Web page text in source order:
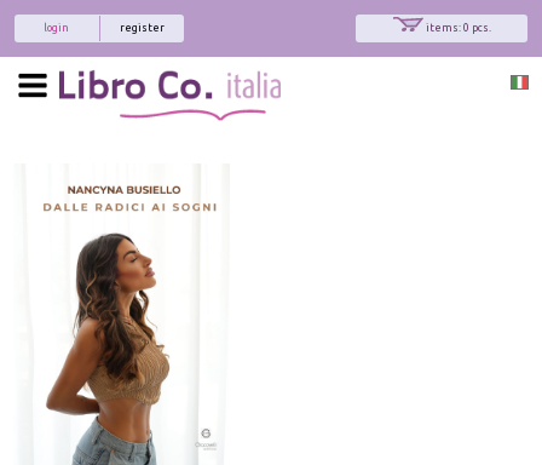
items: 0 pcs.
register
login